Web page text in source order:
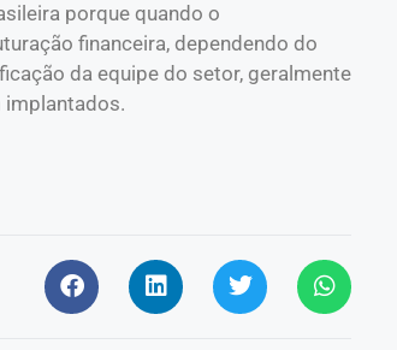
porque quando o
financeira, dependendo do
da equipe do setor, geralmente
implantados.